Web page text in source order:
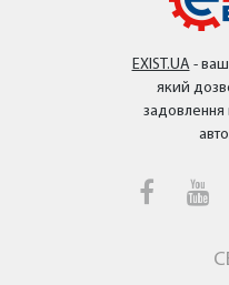
EXIST.UA -
який
задовлення